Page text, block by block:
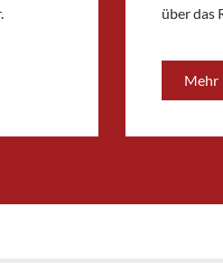
über das
Mehr